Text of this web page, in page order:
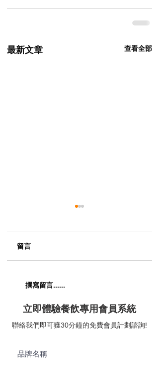
最新文章 查看全部
【五匠六釜｜七滋八味
喚醒五臟六腑】😋
留言
撰寫留言......
立即體驗餐飲專用會員系統
聯絡我們即可獲30分鐘的免費會員計劃諮詢!